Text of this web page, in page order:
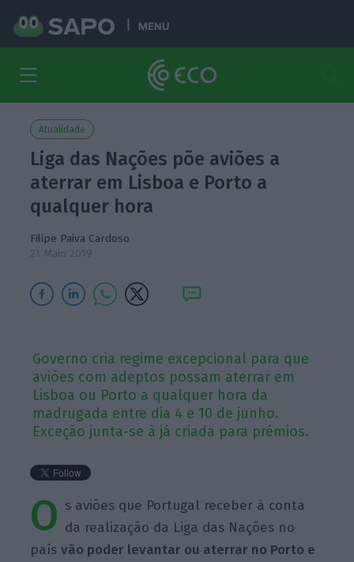
MENU
Atualidade
Liga das Nações põe aviões a
aterrar em Lisboa e Porto a
qualquer hora
Filipe Paiva Cardoso
21 Maio 2019
Governo cria regime excepcional para que
aviões com adeptos possam aterrar em
Lisboa ou Porto a qualquer hora da
madrugada entre dia 4 e 10 de junho.
Exceção junta-se à já criada para prémios.
O s aviões que Portugal receber à conta
da realização da Liga das Nações no
paísvão poder levantar ou aterrar no Porto e